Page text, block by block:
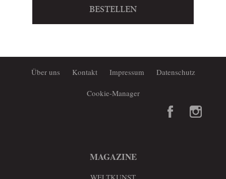
BESTELLEN
Über uns Kontakt Impressum Datenschutz
Cookie-Manager
MAGAZINE
WELTKUNST